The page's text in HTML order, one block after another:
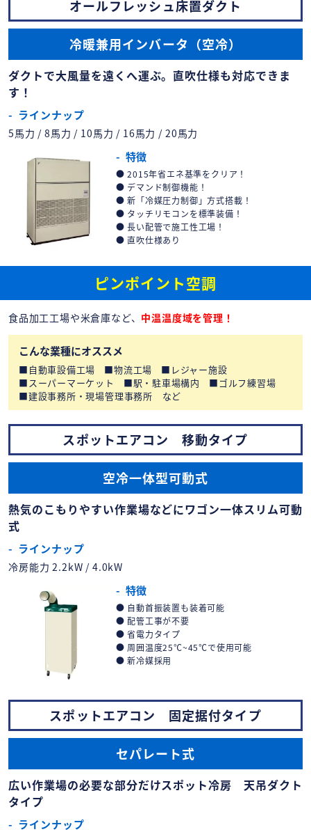
オールフレッシュ床置ダクト
冷暖兼用インバータ（空冷）
ダクトで大風量を遠くへ運ぶ。直吹仕様も対応できま
す！
ラインナップ
5馬力 / 8馬力 / 10馬力 / 16馬力 / 20馬力
特徴
2015年省エネ基準をクリア！
デマンド制御機能！
新「冷媒圧力制御」方式搭載！
タッチリモコンを標準装備！
長い配管で施工性工場！
直吹仕様あり
ピンポイント空調
食品加工工場や米倉庫など、 中温温度域を管理！
こんな業種にオススメ
自動車設備工場 物流工場
レジャー施設
スーパーマーケット
駅・駐車場構内
ゴルフ練習場
建設事務所・現場管理事務所 など
スポットエアコン 移動タイプ
空冷一体型可動式
熱気のこもりやすい作業場などにワゴン一体スリム可動
式
ラインナップ
冷房能力 2.2kW / 4.0kW
特徴
自動首振装置も装着可能
配管工事が不要
省電力タイプ
周囲温度25℃~45℃で使用可能
新冷媒採用
スポットエアコン 固定据付タイプ
セパレート式
広い作業場の必要な部分だけスポット冷房 天吊ダクト
タイプ
ラインナップ